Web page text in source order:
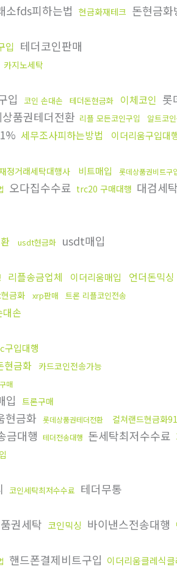
소fds피하는법 현금화재테크 돈현금화
입 테더코인판매
카지노세탁
입 코인 손대손 테더돈현금화 이체코인 롯
품권테더전환 리플 모든코인구입 알트코
세무조사피하는방법 이더리움구입대
정거래세탁대행사 비트매입 롯데상품권비트구
오다집수수료 trc20 구매대행 대검세탁
usdt현금화 usdt매입
리플송금업체 이더리움매입 언더돈믹싱
금화 xrp판매 트론 리플코인전송
대손
구입대행
현금화 카드코인전송가능
매
입
트론구매
현금화 롯데상품권테더전환 컬쳐랜드현금화
금대행 테더전송대행 돈세탁최저수수료
코인세탁최저수수료 테더무통
권세탁 코인믹싱 바이낸스전송대행
핸드폰결제비트구입 이더리움클레식